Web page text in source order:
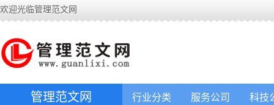
欢迎光临管理范文网
管理范文网 行业分类 服务公司 科技